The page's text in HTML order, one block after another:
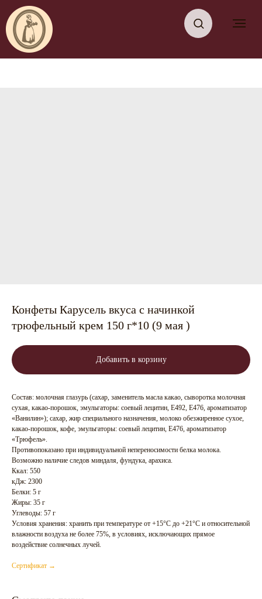
Конфеты Карусель вкуса с начинкой
трюфельный крем 150 г*10 (9 мая )
Добавить в корзину
Состав: молочная глазурь (сахар, заменитель масла какао, сыворотка молочная
сухая, какао-порошок, эмульгаторы: соевый лецитин, Е492, Е476, ароматизатор
«Ванилин»); сахар, жир специального назначения, молоко обезжиренное сухое,
какао-порошок, кофе, эмульгаторы: соевый лецитин, Е476, ароматизатор
«Трюфель».
Противопоказано при индивидуальной непереносимости белка молока.
Возможно наличие следов миндаля, фундука, арахиса.
Ккал: 550
кДж: 2300
Белки: 5 г
Жиры: 35 г
Углеводы: 57 г
Условия хранения: хранить при температуре от +15°C до +21°C и относительной
влажности воздуха не более 75%, в условиях, исключающих прямое
воздействие солнечных лучей.
Сертификат →